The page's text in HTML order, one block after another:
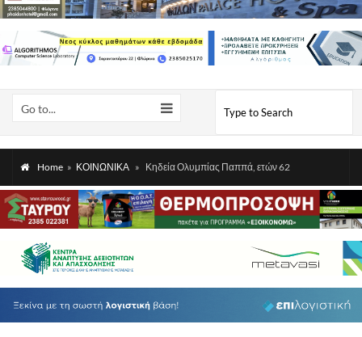
Go to...
Home » ΚΟΙΝΩΝΙΚΑ » Κηδεία Ολυμπίας Παππά, ετών 62